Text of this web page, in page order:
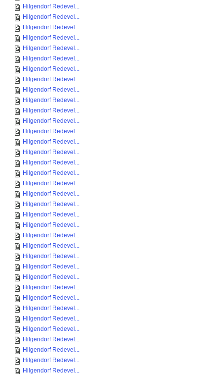
Hilgendorf Redevel...
Hilgendorf Redevel...
Hilgendorf Redevel...
Hilgendorf Redevel...
Hilgendorf Redevel...
Hilgendorf Redevel...
Hilgendorf Redevel...
Hilgendorf Redevel...
Hilgendorf Redevel...
Hilgendorf Redevel...
Hilgendorf Redevel...
Hilgendorf Redevel...
Hilgendorf Redevel...
Hilgendorf Redevel...
Hilgendorf Redevel...
Hilgendorf Redevel...
Hilgendorf Redevel...
Hilgendorf Redevel...
Hilgendorf Redevel...
Hilgendorf Redevel...
Hilgendorf Redevel...
Hilgendorf Redevel...
Hilgendorf Redevel...
Hilgendorf Redevel...
Hilgendorf Redevel...
Hilgendorf Redevel...
Hilgendorf Redevel...
Hilgendorf Redevel...
Hilgendorf Redevel...
Hilgendorf Redevel...
Hilgendorf Redevel...
Hilgendorf Redevel...
Hilgendorf Redevel...
Hilgendorf Redevel...
Hilgendorf Redevel...
Hilgendorf Redevel...